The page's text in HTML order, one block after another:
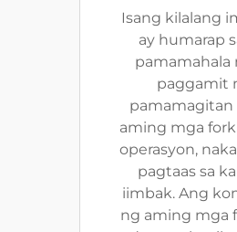
Isang kilalang
ay humarap
paggamit
pamamagitan
aming mga
operasyon,
pagtaas sa
iimbak. Ang
ng aming mga